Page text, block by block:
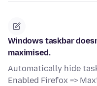
Windows taskbar
maximised.
Automatically hide
Enabled Firefox =>